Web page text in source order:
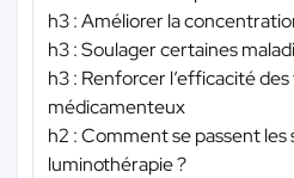
h3 : Améliorer la
h3 : Soulager certaines
h3 : Renforcer l’efficacité
médicamenteux
h2 : Comment se passent les
luminothérapie ?